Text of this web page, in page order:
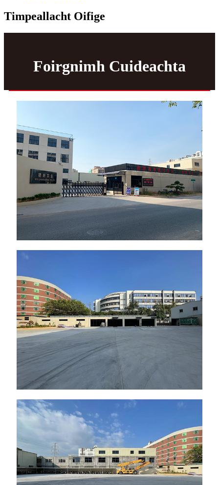
Timpeallacht Oifige
Foirgnimh Cuideachta